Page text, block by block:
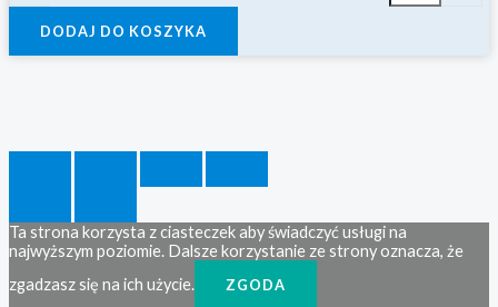
DODAJ DO KOSZYKA
Ta strona korzysta z ciasteczek aby świadczyć usługi na
najwyższym poziomie. Dalsze korzystanie ze strony oznacza, że
zgadzasz się na ich użycie.
ZGODA